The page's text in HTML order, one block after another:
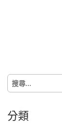
i
o
n
搜
尋
字:
分類